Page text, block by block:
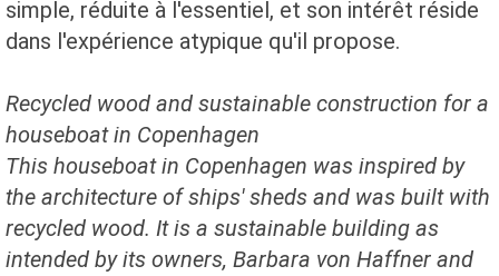
simple, réduite à l'essentiel, et son intérêt réside
dans l'expérience atypique qu'il propose.
Recycled wood and sustainable construction for a
houseboat in Copenhagen
This houseboat in Copenhagen was inspired by
the architecture of ships' sheds and was built with
recycled wood. It is a sustainable building as
intended by its owners, Barbara von Haffner and